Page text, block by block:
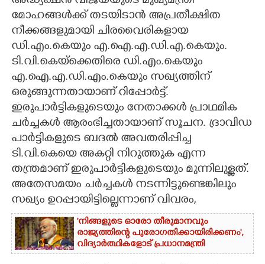
ZOOM
CONTACT US
മോഹങ്ങൾക്ക് തടയിടാൻ അപ്രതീക്ഷിത
നീക്കങ്ങളുമായി ചിരവൈരികളായ
ഡി.എം.കെയും എ.ഐ.എ.ഡി.എ.കെയും.
ടി.വി.കെയ്ക്കെതിരെ ഡി.എം.കെയും
എ.ഐ.എ.ഡി.എം.കെയും സഖ്യത്തിന്
ഒരുങ്ങുന്നതായാണ് റിപ്പോർട്ട്.
ഇരുപാർട്ടികളുടെയും നേതാക്കൾ പ്രാഥമിക
ചർച്ചകൾ ആരംഭിച്ചതായാണ് സൂചന. ദ്രാവിഡ
പാർട്ടികളുടെ ബദൽ അവതരിപ്പിച്ച
ടി.വി.കെയെ അകറ്റി നിറുത്തുക എന്ന
തന്ത്രമാണ് ഇരുപാ‌ർട്ടികളുടെയും മുന്നിലുള്ളത്.
അതേസമയം ചർച്ചകൾ നടന്നിട്ടുണ്ടെങ്കിലും
സഖ്യം ഉറപ്പായിട്ടില്ലെന്നാണ് വിവരം,​
'നിങ്ങളുടെ ഓരോ തീരുമാനവും
രാജ്യത്തിന്റെ പുരോഗതിക്കായിരിക്കണം',​
വിദ്യാർത്ഥികളോട് പ്രധാനമന്ത്രി